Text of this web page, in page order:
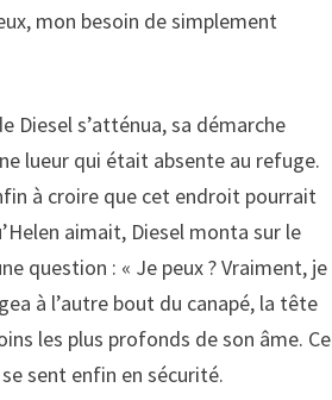
mon besoin de simplement
Diesel s’atténua, sa démarche
lueur qui était absente au refuge.
à croire que cet endroit pourrait
aimait, Diesel monta sur le
question : « Je peux ? Vraiment, je
à l’autre bout du canapé, la tête
les plus profonds de son âme. Ce
sent enfin en sécurité.